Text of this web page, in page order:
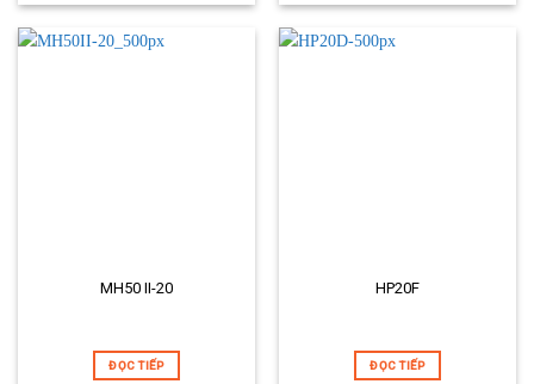
MH50 II-20
ĐỌC TIẾP
HP20F
ĐỌC TIẾP